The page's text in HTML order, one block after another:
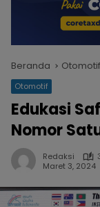
Beranda Otomotif
Otomotif
Edukasi
Nomor
Redaksi
Maret 3, 2024